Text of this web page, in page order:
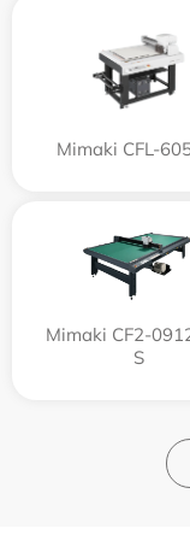
Mimaki CFL-
Mimaki CF2-
S